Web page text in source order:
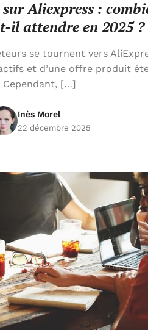
Aliexpress :
il attendre en 2025 ?
se tournent vers
et d’une offre produit
Cependant, […]
Inès Morel
22 décembre 2025